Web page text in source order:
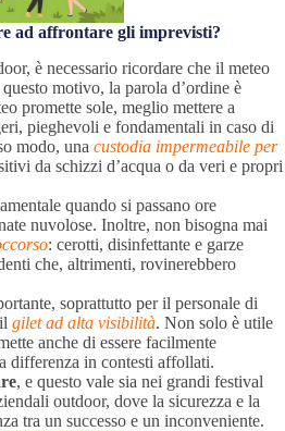
ad affrontare gli imprevisti?
è necessario ricordare che il meteo
motivo, la parola d’ordine è
promette sole, meglio mettere a
pieghevoli e fondamentali in caso di
modo, una custodia impermeabile per
da schizzi d’acqua o da veri e propri
quando si passano ore
nuvolose. Inoltre, non bisogna mai
: cerotti, disinfettante e garze
che, altrimenti, rovinerebbero
soprattutto per il personale di
gilet ad alta visibilità. Non solo è utile
anche di essere facilmente
differenza in contesti affollati.
, e questo vale sia nei grandi festival
outdoor, dove la sicurezza e la
tra un successo e un inconveniente.